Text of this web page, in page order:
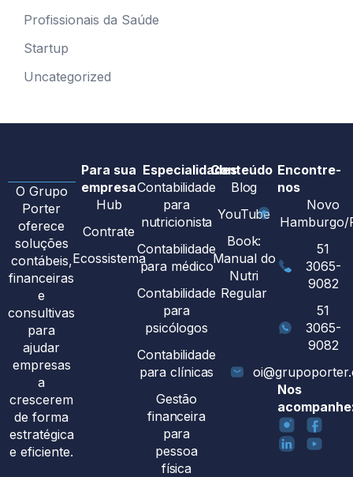
Profissionais da Saúde
Startup
Uncategorized
O Grupo
Porter
oferece
soluções
contábeis,
financeiras
e
consultivas
para
ajudar
empresas
a
crescerem
de forma
estratégica
e eficiente.
Para sua
empresa
Hub
Contrate
Ecossistema
Especialidades
Contabilidade
para
nutricionista
Contabilidade
para médico
Contabilidade
para
psicólogos
Contabilidade
para clínicas
Gestão
financeira
para
pessoa
física
Conteúdo
Blog
YouTube
Book:
Manual do
Nutri
Regular
Encontre-
nos
Novo
Hamburgo/
51
3065-
9082
51
3065-
9082
Nos